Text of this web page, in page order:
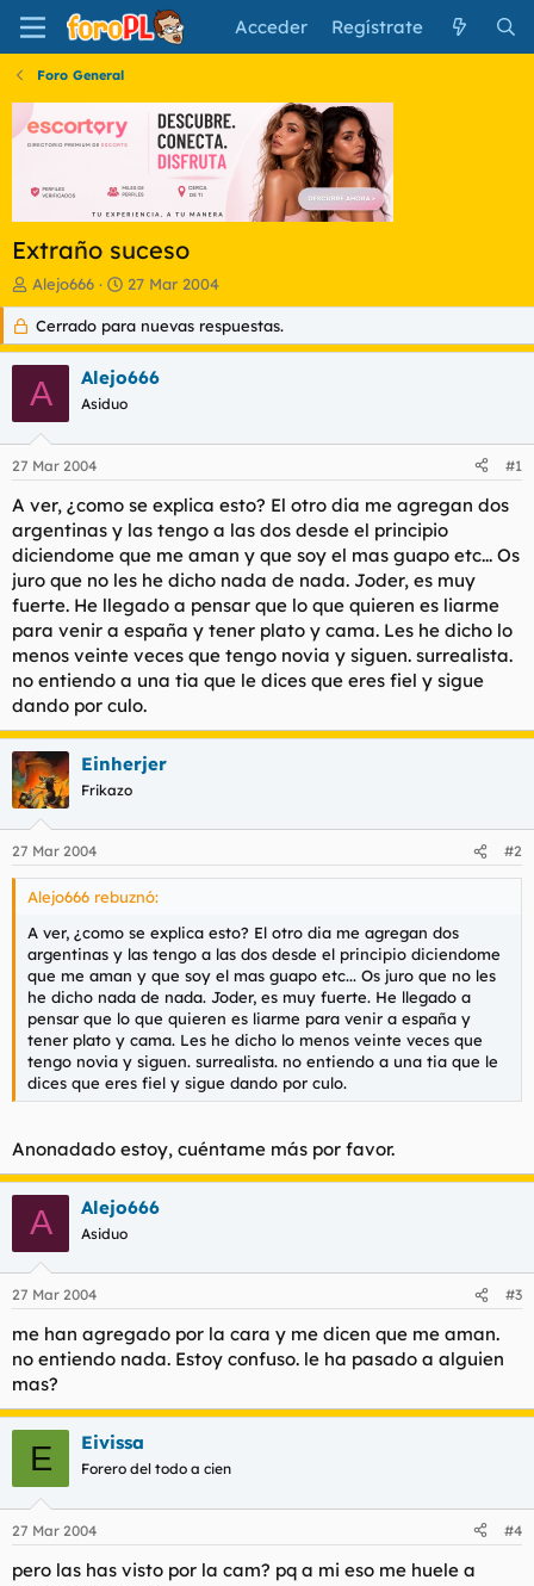
Acceder Regístrate
Foro General
Extraño suceso
I
n
c
i
a
d
o
d
t
e
m
a
Alejo666
F
e
c
h
a
d
e
i
o
27 Mar 2004
Cerrado para nuevas respuestas.
A Alejo666
Asiduo
27 Mar 2004 #1
A ver, ¿como se explica esto? El otro dia me agregan dos
argentinas y las tengo a las dos desde el principio
diciendome que me aman y que soy el mas guapo etc... Os
juro que no les he dicho nada de nada. Joder, es muy
fuerte. He llegado a pensar que lo que quieren es liarme
para venir a españa y tener plato y cama. Les he dicho lo
menos veinte veces que tengo novia y siguen. surrealista.
no entiendo a una tia que le dices que eres fiel y sigue
dando por culo.
Einherjer
Frikazo
27 Mar 2004 #2
Alejo666 rebuznó:
A ver, ¿como se explica esto? El otro dia me agregan dos
argentinas y las tengo a las dos desde el principio diciendome
que me aman y que soy el mas guapo etc... Os juro que no les
he dicho nada de nada. Joder, es muy fuerte. He llegado a
pensar que lo que quieren es liarme para venir a españa y
tener plato y cama. Les he dicho lo menos veinte veces que
tengo novia y siguen. surrealista. no entiendo a una tia que le
dices que eres fiel y sigue dando por culo.
Anonadado estoy, cuéntame más por favor.
A Alejo666
Asiduo
27 Mar 2004 #3
me han agregado por la cara y me dicen que me aman.
no entiendo nada. Estoy confuso. le ha pasado a alguien
mas?
E Eivissa
Forero del todo a cien
27 Mar 2004 #4
pero las has visto por la cam? pq a mi eso me huele a